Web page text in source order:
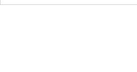
с 20 июля 1999 г.